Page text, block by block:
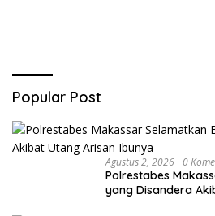
Popular Post
Agustus 2, 2026 0
Polrestabes
yang Disandera